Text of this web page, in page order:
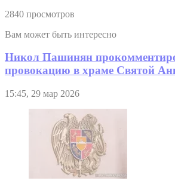
2840 просмотров
Вам может быть интересно
Никол Пашинян
провокацию в храме Святой
15:45, 29 мар 2026